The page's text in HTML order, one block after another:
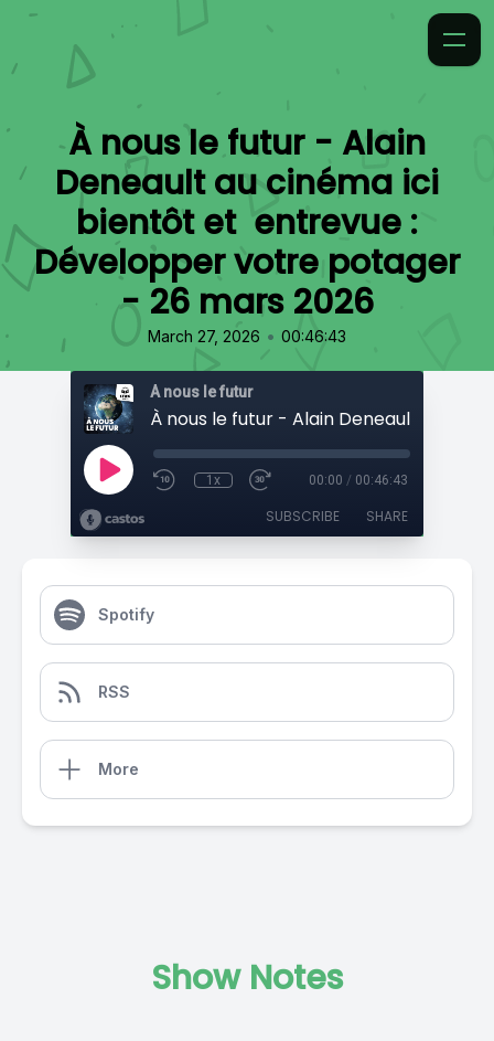
À nous le futur - Alain
Deneault au cinéma ici
bientôt et entrevue :
Développer votre potager
- 26 mars 2026
March 27, 2026 • 00:46:43
À nous le futur
1x 00:00 / 00:46:43
SUBSCRIBE SHARE
Spotify
RSS
More
Show Notes